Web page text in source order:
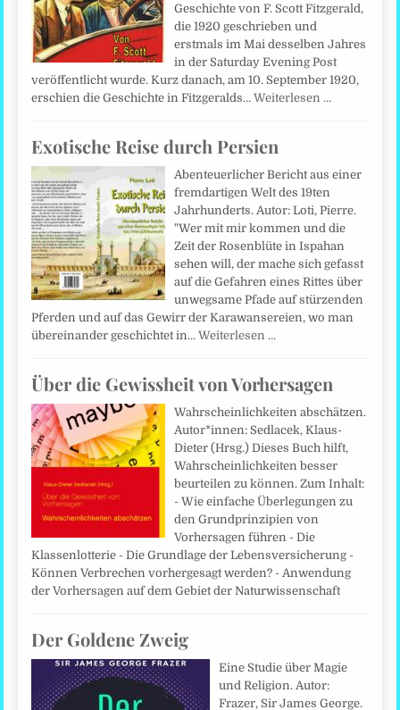
Geschichte von F. Scott Fitzgerald,
die 1920 geschrieben und
erstmals im Mai desselben Jahres
in der Saturday Evening Post
veröffentlicht wurde. Kurz danach, am 10. September 1920,
erschien die Geschichte in Fitzgeralds…Weiterlesen …
Exotische Reise durch Persien
Abenteuerlicher Bericht aus einer
fremdartigen Welt des 19ten
Jahrhunderts. Autor: Loti, Pierre.
"Wer mit mir kommen und die
Zeit der Rosenblüte in Ispahan
sehen will, der mache sich gefasst
auf die Gefahren eines Rittes über
unwegsame Pfade auf stürzenden
Pferden und auf das Gewirr der Karawansereien, wo man
übereinander geschichtet in…Weiterlesen …
Über die Gewissheit von Vorhersagen
Wahrscheinlichkeiten abschätzen.
Autor*innen: Sedlacek, Klaus-
Dieter (Hrsg.) Dieses Buch hilft,
Wahrscheinlichkeiten besser
beurteilen zu können. Zum Inhalt:
- Wie einfache Überlegungen zu
den Grundprinzipien von
Vorhersagen führen - Die
Klassenlotterie - Die Grundlage der Lebens­versicherung -
Können Verbrechen vorhergesagt werden? - Anwendung
der Vorhersagen auf dem Gebiet der Naturwissenschaft
Der Goldene Zweig
Eine Studie über Magie
und Religion. Autor:
Frazer, Sir James George.